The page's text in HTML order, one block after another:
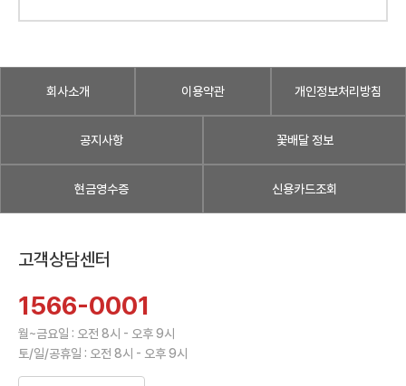
회사소개 이용약관 개인정보처리방침
공지사항 꽃배달 정보
현금영수증 신용카드조회
고객상담센터
1566-0001
월~금요일 : 오전 8시 - 오후 9시
토/일/공휴일 : 오전 8시 - 오후 9시